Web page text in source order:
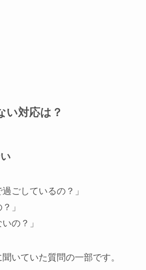
い対応は？
ごしているの？」
」
の？」
いていた質問の一部です。